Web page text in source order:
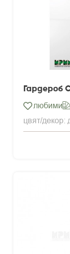
Гардероб
любими
цвят/